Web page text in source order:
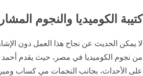
كتيبة الكوميديا والنجوم
لا يمكن الحديث عن نجاح هذا العمل دون
من نجوم الكوميديا في مصر، حيث يقدم
على الأحداث، بجانب النجمات مي كساب